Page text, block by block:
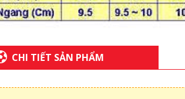
CHI TIẾT SẢN PHẨM